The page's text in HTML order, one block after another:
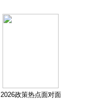
2026政策热点面对面